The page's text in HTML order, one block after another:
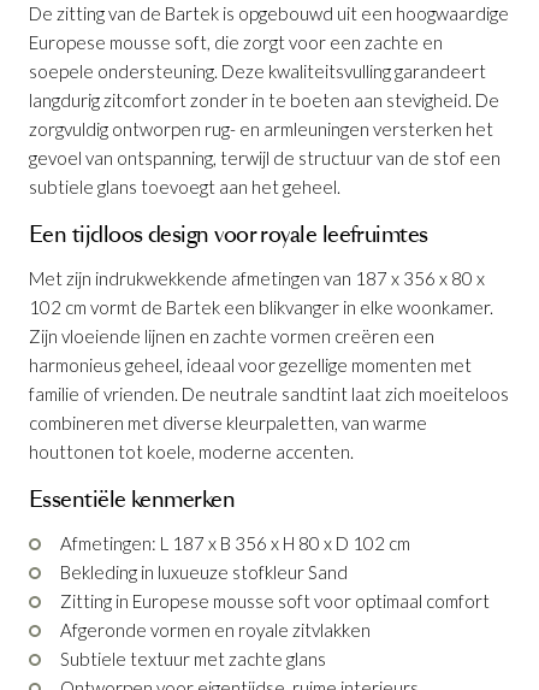
De zitting van de Bartek is opgebouwd uit een hoogwaardige
Europese mousse soft, die zorgt voor een zachte en
soepele ondersteuning. Deze kwaliteitsvulling garandeert
langdurig zitcomfort zonder in te boeten aan stevigheid. De
zorgvuldig ontworpen rug- en armleuningen versterken het
gevoel van ontspanning, terwijl de structuur van de stof een
subtiele glans toevoegt aan het geheel.
Een tijdloos design voor royale leefruimtes
Met zijn indrukwekkende afmetingen van 187 x 356 x 80 x
102 cm vormt de Bartek een blikvanger in elke woonkamer.
Zijn vloeiende lijnen en zachte vormen creëren een
harmonieus geheel, ideaal voor gezellige momenten met
familie of vrienden. De neutrale sandtint laat zich moeiteloos
combineren met diverse kleurpaletten, van warme
houttonen tot koele, moderne accenten.
Essentiële kenmerken
Afmetingen: L 187 x B 356 x H 80 x D 102 cm
Bekleding in luxueuze stofkleur Sand
Zitting in Europese mousse soft voor optimaal comfort
Afgeronde vormen en royale zitvlakken
Subtiele textuur met zachte glans
Hoeksalon Bartek Sandis toegevoegd
aan je winkelmandje
Hoeksalon Bartek Sand
Productnummer: G16100001202
GA NAAR WINKELMANDJE
OF VERDER WINKELEN